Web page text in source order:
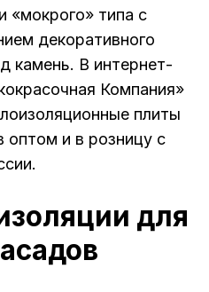
«мокрого» типа с
декоративного
камень. В интернет-
Компания»
плиты
оптом и в розницу с
для